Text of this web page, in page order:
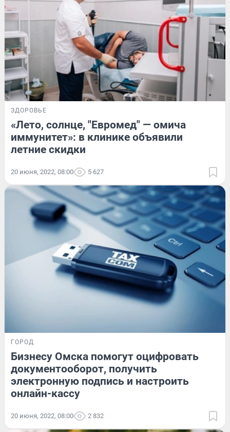
ЗДОРОВЬЕ
«Лето, солнце, "Евромед" — омича
иммунитет»: в клинике объявили
летние скидки
20 июня, 2022, 08:00 5 627
ГОРОД
Бизнесу Омска помогут оцифровать
документооборот, получить
электронную подпись и настроить
онлайн-кассу
20 июня, 2022, 08:00 2 832